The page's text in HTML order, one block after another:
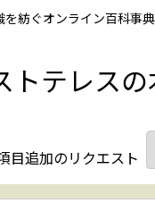
を紡ぐオンライン百科事典
トテレス
目追加のリクエスト